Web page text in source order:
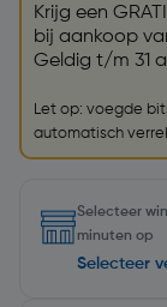
Krijg een
bij aankoop
Geldig t/m 31
Let op: voegde
automatisch
Selecteer
minuten op
Selecteer